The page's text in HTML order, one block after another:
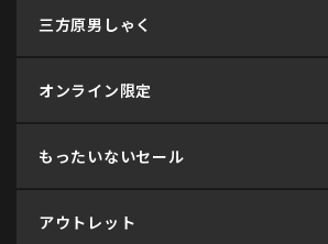
三方原男しゃく
オンライン限定
もったいないセール
アウトレット